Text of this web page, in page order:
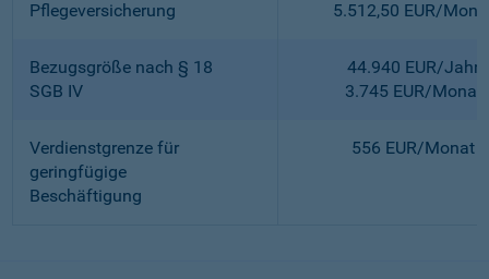
Pflegeversicherung
5.512,50 EUR/
Bezugsgröße nach § 18
SGB IV
44.940 EUR/Jahr
3.745 EUR/Monat
Verdienstgrenze für
geringfügige
Beschäftigung
556 EUR/Monat